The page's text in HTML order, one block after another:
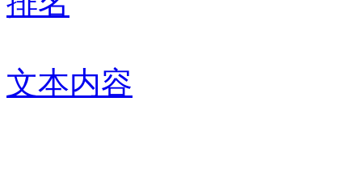
文本内容